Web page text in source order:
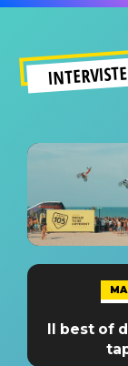
INTERVISTE
Il best of